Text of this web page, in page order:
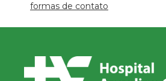
formas de contato